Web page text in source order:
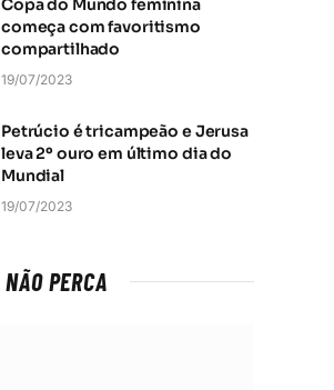
Copa do Mundo feminina
começa com favoritismo
compartilhado
19/07/2023
Petrúcio é tricampeão e Jerusa
leva 2º ouro em último dia do
Mundial
19/07/2023
NÃO PERCA